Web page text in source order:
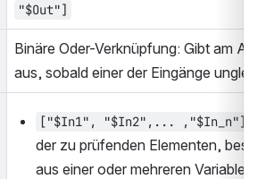
"$Out"]
Binäre Oder-Verknüpfung: Gibt am
aus, sobald einer der Eingänge ungleich
["$In1", "$In2",... ,"$In_n"]
der zu prüfenden Elementen,
aus einer oder mehreren Variablen